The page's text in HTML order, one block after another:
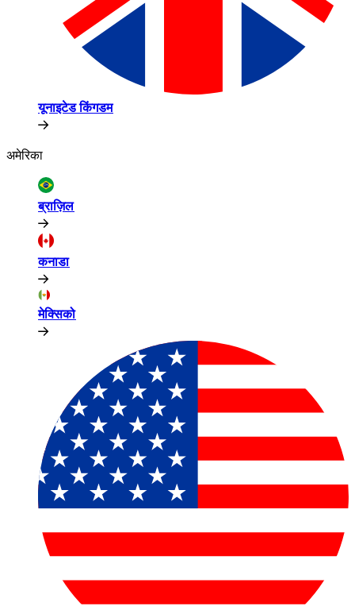
यूनाइटेड किंगडम​​
अमेरिका​​
ब्राज़िल​​
कनाडा​​
मेक्सिको​​